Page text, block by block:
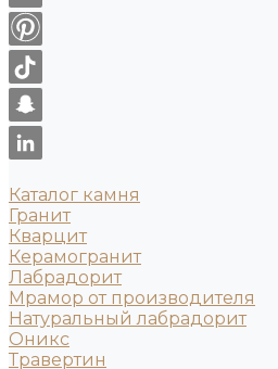
Каталог камня
Гранит
Кварцит
Керамогранит
Лабрадорит
Мрамор от производителя
Натуральный лабрадорит
Оникс
Травертин